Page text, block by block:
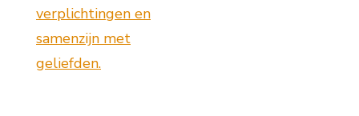
verplichtingen en
samenzijn met
geliefden.